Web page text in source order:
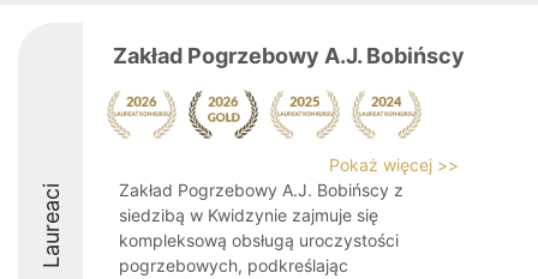
Laureaci
Zakład Pogrzebowy A.J. Bobińscy
Pokaż więcej >>
Zakład Pogrzebowy A.J. Bobińscy z
siedzibą w Kwidzynie zajmuje się
kompleksową obsługą uroczystości
pogrzebowych, podkreślając